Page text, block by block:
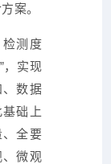
案。
测度
，实现
数据
础上
全要
微观